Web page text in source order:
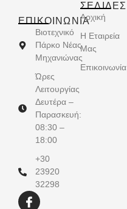
ΕΠΙΚΟΙΝΩΝΊΑ
Βιοτεχνικό
Πάρκο Νέας
Μηχανιώνας
Ώρες
Λειτουργίας
Δευτέρα –
Παρασκευή:
08:30 –
18:00
+30
23920
32298
ΣΕΛΙΔΕΣ
Αρχική
Η Εταιρεία
Μας
Επικοινωνία